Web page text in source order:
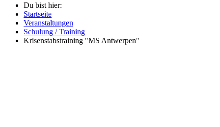
Du bist hier:
Startseite
Veranstaltungen
Schulung / Training
Krisenstabstraining "MS Antwerpen"